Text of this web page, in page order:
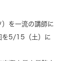
を一流の講師に
を5/15（土）に